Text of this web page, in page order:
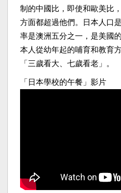
制的中國比，即使和歐美比
方面都超過他們。日本人口
率是澳洲五分之一，是美國
本人從幼年起的哺育和教育
「三歲看大、七歲看老」。
「日本學校的午餐」影片